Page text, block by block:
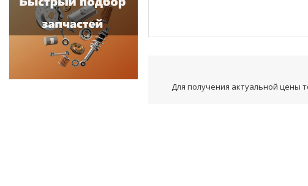
Для получения актуальной цены